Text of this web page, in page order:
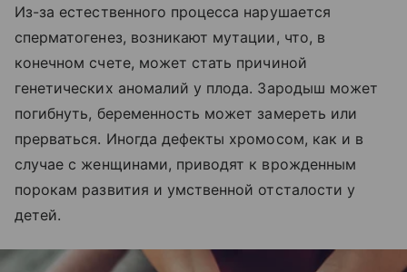
Из-за естественного процесса нарушается
сперматогенез, возникают мутации, что, в
конечном счете, может стать причиной
генетических аномалий у плода. Зародыш может
погибнуть, беременность может замереть или
прерваться. Иногда дефекты хромосом, как и в
случае с женщинами, приводят к врожденным
порокам развития и умственной отсталости у
детей.